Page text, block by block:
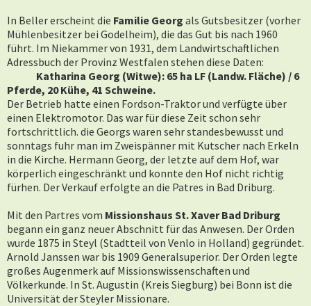
In Beller erscheint die Familie Georg als Gutsbesitzer (vorher
Mühlenbesitzer bei Godelheim), die das Gut bis nach 1960
führt. Im Niekammer von 1931, dem Landwirtschaftlichen
Adressbuch der Provinz Westfalen stehen diese Daten:
Katharina Georg (Witwe): 65 ha LF (Landw. Fläche) / 6
Pferde, 20 Kühe, 41 Schweine.
Der Betrieb hatte einen Fordson-Traktor und verfügte über
einen Elektromotor. Das war für diese Zeit schon sehr
fortschrittlich. die Georgs waren sehr standesbewusst und
sonntags fuhr man im Zweispänner mit Kutscher nach Erkeln
in die Kirche. Hermann Georg, der letzte auf dem Hof, war
körperlich eingeschränkt und konnte den Hof nicht richtig
fürhen. Der Verkauf erfolgte an die Patres in Bad Driburg.
Mit den Partres vom Missionshaus St. Xaver Bad Driburg
begann ein ganz neuer Abschnitt für das Anwesen. Der Orden
wurde 1875 in Steyl (Stadtteil von Venlo in Holland) gegründet.
Arnold Janssen war bis 1909 Generalsuperior. Der Orden legte
großes Augenmerk auf Missionswissenschaften und
Völkerkunde. In St. Augustin (Kreis Siegburg) bei Bonn ist die
Universität der Steyler Missionare.